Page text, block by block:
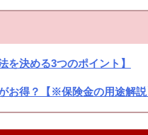
を決める3つのポイント】
お得？【※保険金の用途解